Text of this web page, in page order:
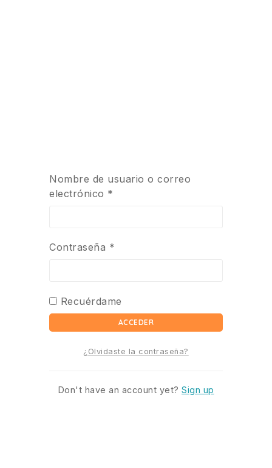
Nombre de usuario o correo
electrónico *
Contraseña *
Recuérdame
ACCEDER
¿Olvidaste la contraseña?
Don't have an account yet? Sign up